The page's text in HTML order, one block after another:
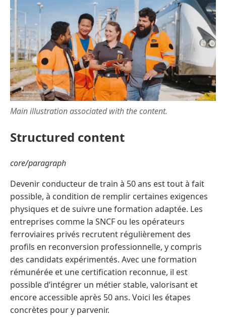
Main illustration associated with the content.
Structured content
core/paragraph
Devenir conducteur de train à 50 ans est tout à fait
possible, à condition de remplir certaines exigences
physiques et de suivre une formation adaptée. Les
entreprises comme la SNCF ou les opérateurs
ferroviaires privés recrutent régulièrement des
profils en reconversion professionnelle, y compris
des candidats expérimentés. Avec une formation
rémunérée et une certification reconnue, il est
possible d’intégrer un métier stable, valorisant et
encore accessible après 50 ans. Voici les étapes
concrètes pour y parvenir.